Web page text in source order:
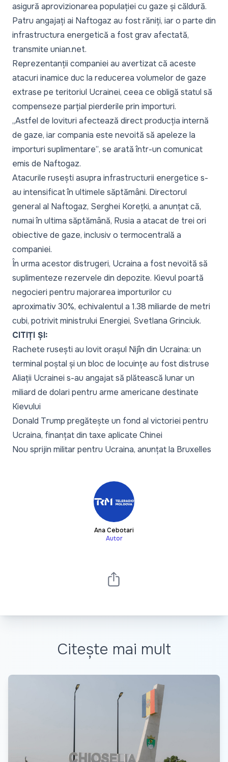
asigură aprovizionarea populației cu gaze și căldură.
Patru angajați ai Naftogaz au fost răniți, iar o parte din
infrastructura energetică a fost grav afectată,
transmite unian.net.
Reprezentanții companiei au avertizat că aceste
atacuri inamice duc la reducerea volumelor de gaze
extrase pe teritoriul Ucrainei, ceea ce obligă statul să
compenseze parțial pierderile prin importuri.
„Astfel de lovituri afectează direct producția internă
de gaze, iar compania este nevoită să apeleze la
importuri suplimentare”, se arată într-un comunicat
emis de Naftogaz.
Atacurile rusești asupra infrastructurii energetice s-
au intensificat în ultimele săptămâni. Directorul
general al Naftogaz, Serghei Korețki, a anunțat că,
numai în ultima săptămână, Rusia a atacat de trei ori
obiective de gaze, inclusiv o termocentrală a
companiei.
În urma acestor distrugeri, Ucraina a fost nevoită să
suplimenteze rezervele din depozite. Kievul poartă
negocieri pentru majorarea importurilor cu
aproximativ 30%, echivalentul a 1.38 miliarde de metri
cubi, potrivit ministrului Energiei, Svetlana Grinciuk.
CITIȚI ȘI:
Rachete rusești au lovit orașul Nijîn din Ucraina: un
terminal poștal și un bloc de locuințe au fost distruse
Aliații Ucrainei s-au angajat să plătească lunar un
miliard de dolari pentru arme americane destinate
Kievului
Donald Trump pregătește un fond al victoriei pentru
Ucraina, finanțat din taxe aplicate Chinei
Nou sprijin militar pentru Ucraina, anunțat la Bruxelles
Ana Cebotari
Autor
Citește mai mult